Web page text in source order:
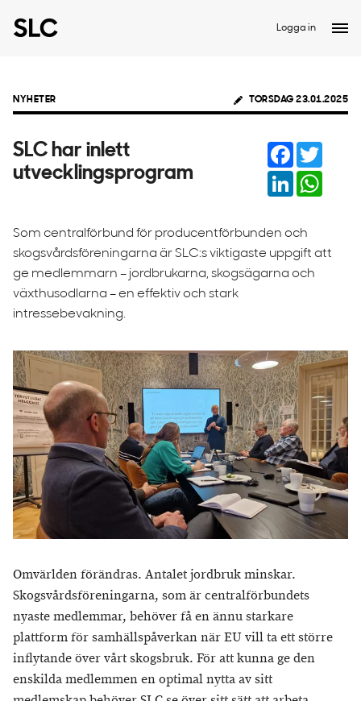
Logga in
NYHETER TORSDAG 23.01.2025
SLC har inlett
utvecklingsprogram
Facebook
LinkedIn
Som centralförbund för producentförbunden och
skogsvårdsföreningarna är SLC:s viktigaste uppgift att
ge medlemmarn – jordbrukarna, skogsägarna och
växthusodlarna – en effektiv och stark
intressebevakning.
Omvärlden förändras. Antalet jordbruk minskar.
Skogsvårdsföreningarna, som är centralförbundets
nyaste medlemmar, behöver få en ännu starkare
plattform för samhällspåverkan när EU vill ta ett större
inflytande över vårt skogsbruk. För att kunna ge den
enskilda medlemmen en optimal nytta av sitt